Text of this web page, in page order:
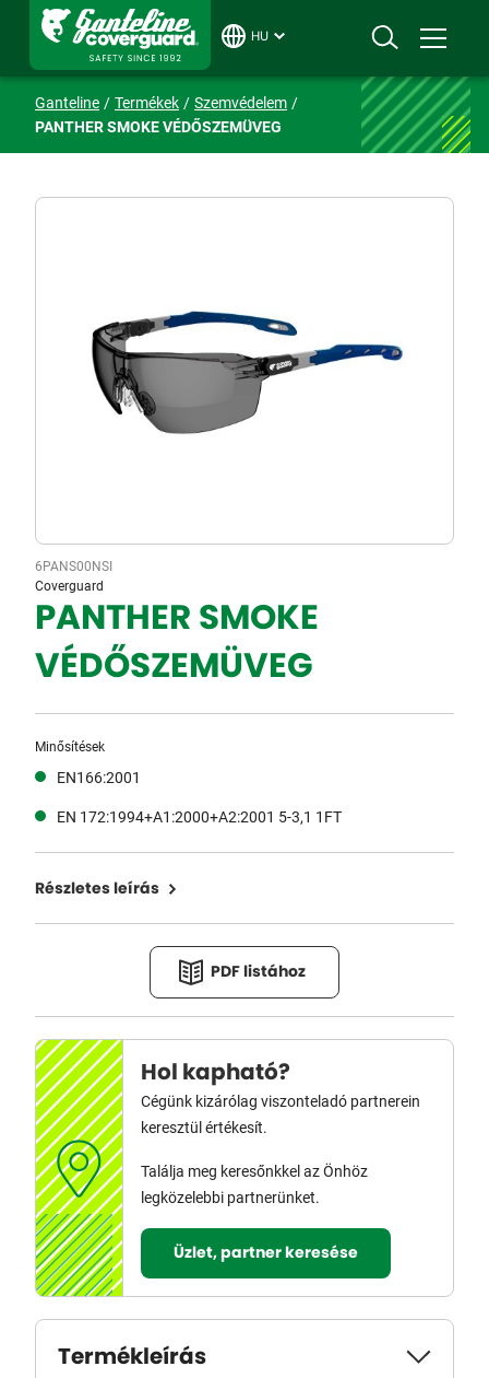
HU
Ganteline Termékek
Szemvédelem
PANTHER SMOKE VÉDŐSZEMÜVEG
6PANS00NSI
Coverguard
PANTHER SMOKE
VÉDŐSZEMÜVEG
Minősítések
EN166:2001
EN 172:1994+A1:2000+A2:2001 5-3,1 1FT
Részletes leírás
PDF listához
Hol kapható?
Cégünk kizárólag viszonteladó partnerein
keresztül értékesít.
Találja meg keresőnkkel az Önhöz
legközelebbi partnerünket.
Üzlet, partner keresése
Termékleírás